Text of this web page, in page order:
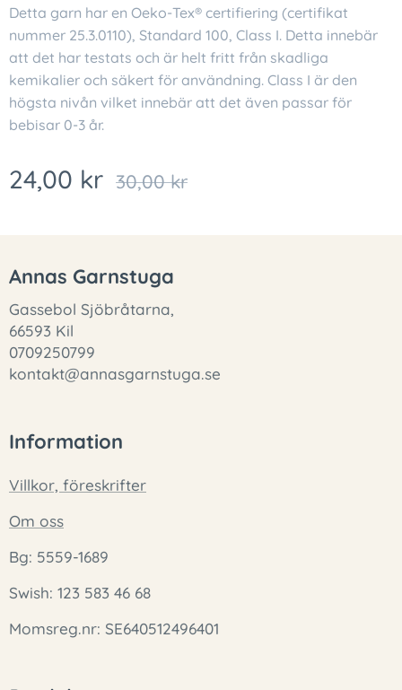
Detta garn har en Oeko-Tex® certifiering (certifikat
nummer 25.3.0110), Standard 100, Class I. Detta innebär
att det har testats och är helt fritt från skadliga
kemikalier och säkert för användning. Class I är den
högsta nivån vilket innebär att det även passar för
bebisar 0-3 år.
24,00 kr 30,00kr
Annas Garnstuga
Gassebol Sjöbråtarna,
66593 Kil
0709250799
kontakt@annasgarnstuga.se
Information
Villkor, föreskrifter
Om oss
Bg: 5559-1689
Swish: 123 583 46 68
Momsreg.nr: SE640512496401